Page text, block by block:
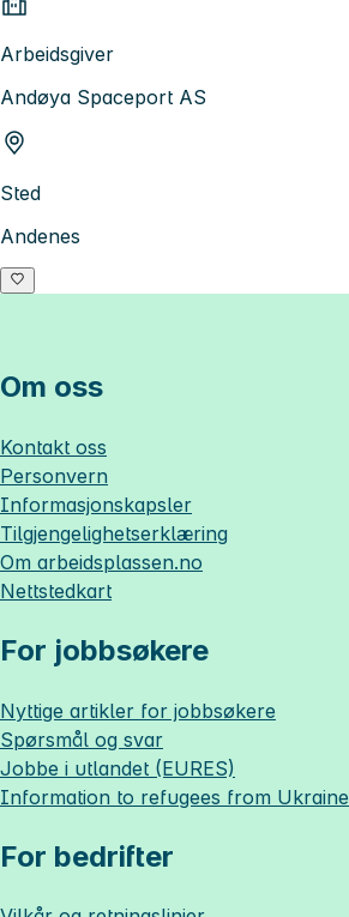
Arbeidsgiver
Andøya Spaceport AS
Sted
Andenes
Om oss
Kontakt oss
Personvern
Informasjonskapsler
Tilgjengelighetserklæring
Om arbeidsplassen.no
Nettstedkart
For jobbsøkere
Nyttige artikler for jobbsøkere
Spørsmål og svar
Jobbe i utlandet (EURES)
Information to refugees from Ukraine
For bedrifter